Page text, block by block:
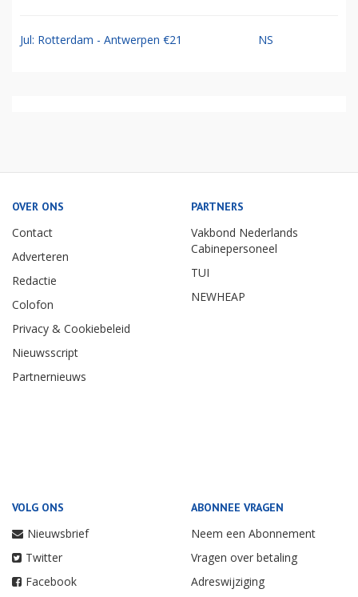
Jul: Rotterdam - Antwerpen €21 NS
OVER ONS
Contact
Adverteren
Redactie
Colofon
Privacy & Cookiebeleid
Nieuwsscript
Partnernieuws
PARTNERS
Vakbond Nederlands
Cabinepersoneel
TUI
NEWHEAP
VOLG ONS
Nieuwsbrief
Twitter
Facebook
ABONNEE VRAGEN
Neem een Abonnement
Vragen over betaling
Adreswijziging